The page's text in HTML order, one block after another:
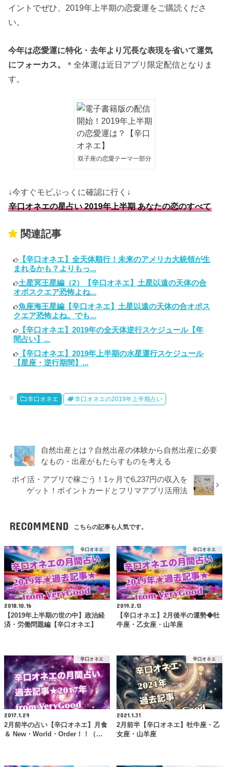
イントでぜひ、2019年上半期の恋愛運をご購読くださ
い。
今年は恋愛運に特化・去年より冗長な表現を省いて運気
にフォーカス。
＊全体運は近日アプリ限定配信となりま
す。
双子座の恋愛テーマ一部分
↓今すぐモビぶっくに確認に行く↓
辛口オネエの星占い 2019年上半期 あなたの恋のすべて
関連記事
【辛口オネエ】全天体順行！未来のアメリカ大統領が生
まれるかも？よりもっ...
土星冥王星編（2）【辛口オネエ】土星以遠の天体の合
オポスクエア恐怖よね...
魚座海王星編【辛口オネエ】土星以遠の天体の合オポス
クエア恐怖よね。でも...
【辛口オネエ】2019年の全天体逆行スケジュール【年
間占い】...
【辛口オネエ】2019年上半期の水星運行スケジュール
【星座・逆行期間】...
辛口オネエ 辛口オネエの2019年上半期占い
自然出産とは？自然出産の体験から自然出産に必要
なもの・出産がもたらすものを考える
ポイ活・アプリで稼ごう！1ヶ月で6,237円の収入を
ゲット！ポイントカードとフリマアプリ活用法
RECOMMEND こちらの記事も人気です。
辛口オネエ
2018.10.16
【2019年上半期の世の中】政治経
済・労働問題編【辛口オネエ】
辛口オネエ
2019.2.13
【辛口オネエ】2月後半の運勢◆牡
牛座・乙女座・山羊座
辛口オネエ
2017.1.29
2月前半の占い【辛口オネエ】月食
＆ New・World・Order！！（…
辛口オネエ
2021.1.31
2月前半【辛口オネエ】牡牛座・乙
女座・山羊座